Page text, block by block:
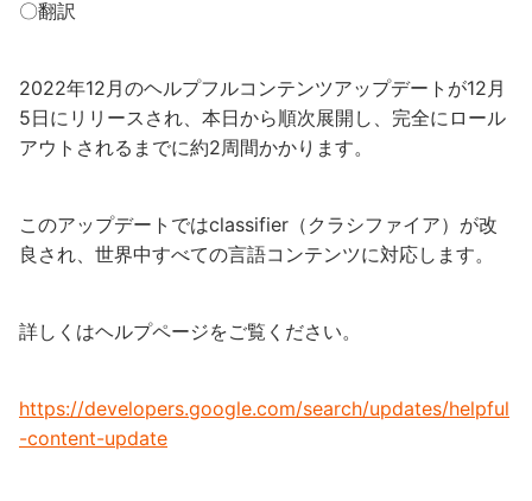
〇翻訳
2022年12月のヘルプフルコンテンツアップデートが12月
5日にリリースされ、本日から順次展開し、完全にロール
アウトされるまでに約2周間かかります。
このアップデートではclassifier（クラシファイア）が改
良され、世界中すべての言語コンテンツに対応します。
詳しくはヘルプページをご覧ください。
https://developers.google.com/search/updates/helpful
-content-update